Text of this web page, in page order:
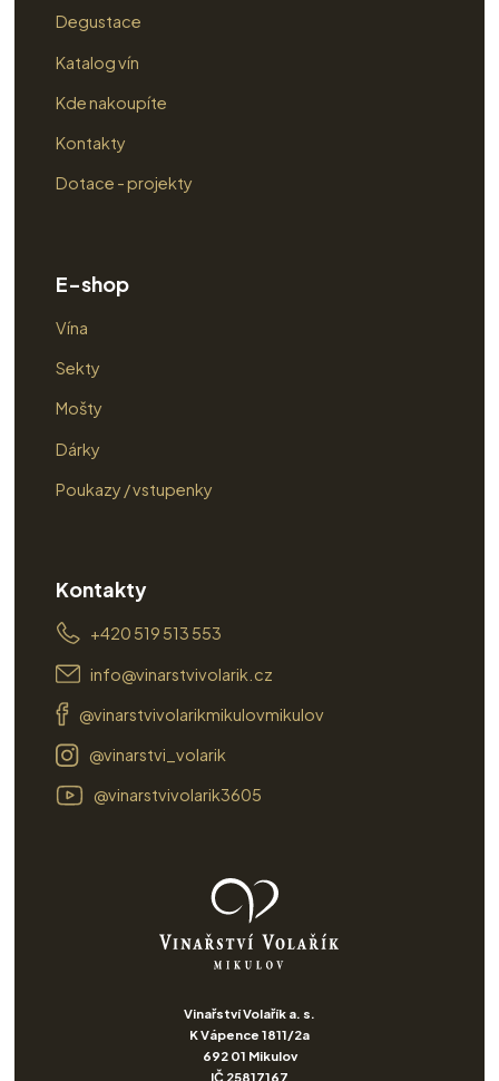
Degustace
Katalog vín
Kde nakoupíte
Kontakty
Dotace - projekty
E-shop
Vína
Sekty
Mošty
Dárky
Poukazy / vstupenky
Kontakty
+420 519 513 553
info@vinarstvivolarik.cz
@vinarstvivolarikmikulovmikulov
@vinarstvi_volarik
@vinarstvivolarik3605
Vinařství Volařík a. s.
K Vápence 1811/2a
692 01 Mikulov
IČ 25817167